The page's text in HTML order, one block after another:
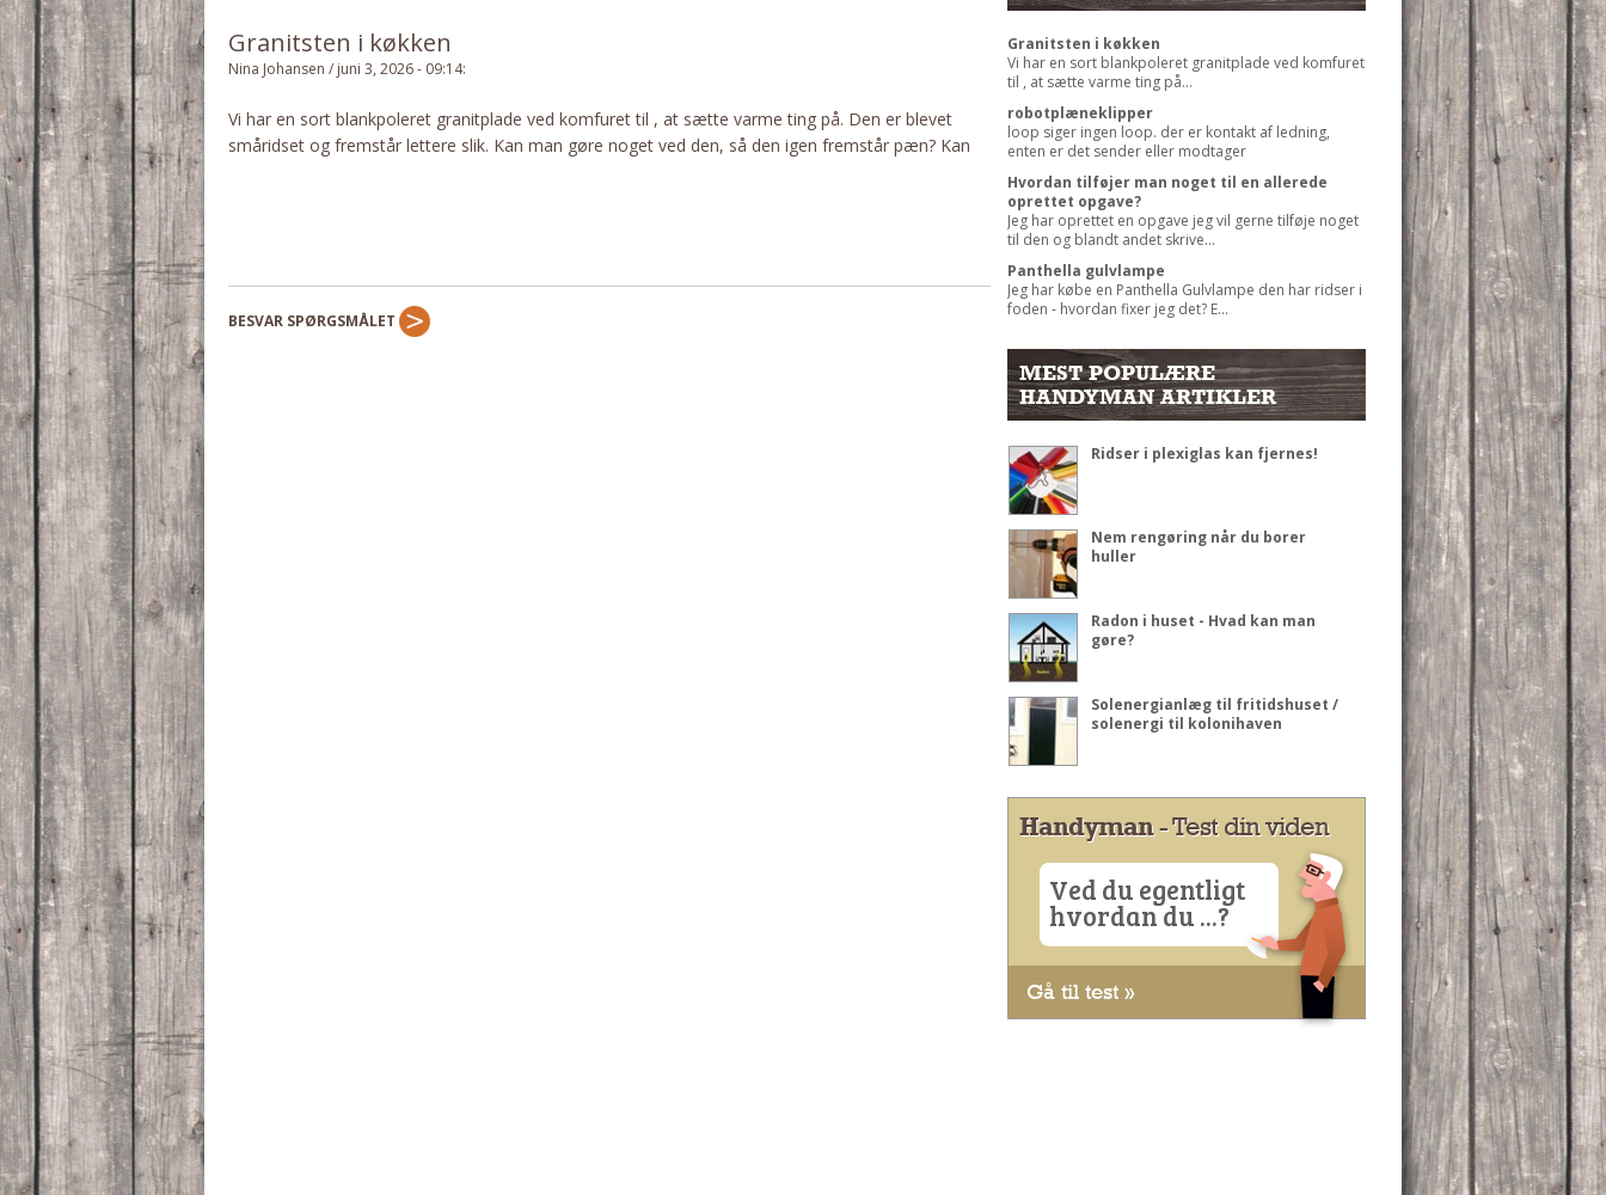
Granitsten i køkken
Nina Johansen / juni 3, 2026 - 09:14:
Vi har en sort blankpoleret granitplade ved komfuret til , at sætte varme ting på. Den er blevet
småridset og fremstår lettere slik. Kan man gøre noget ved den, så den igen fremstår pæn? Kan
BESVAR SPØRGSMÅLET
Granitsten i køkken
Vi har en sort blankpoleret granitplade ved komfuret
til , at sætte varme ting på...
robotplæneklipper
loop siger ingen loop. der er kontakt af ledning,
enten er det sender eller modtager
Hvordan tilføjer man noget til en allerede
oprettet opgave?
Jeg har oprettet en opgave jeg vil gerne tilføje noget
til den og blandt andet skrive...
Panthella gulvlampe
Jeg har købe en Panthella Gulvlampe den har ridser i
foden - hvordan fixer jeg det? E...
MEST POPULÆRE
HANDYMAN ARTIKLER
Ridser i plexiglas kan fjernes!
Nem rengøring når du borer
huller
Radon i huset - Hvad kan man
gøre?
Solenergianlæg til fritidshuset /
solenergi til kolonihaven
Handyman- Test din viden
Ved du egentligt
hvordan du ...?
Gå til test »